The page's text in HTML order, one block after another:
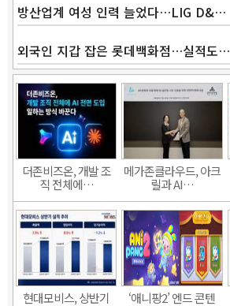
방산업계 여성 인력 늘었다…LIG D&…
외국인 지갑 잡은 롯데백화점…실적도…
더존비즈온, 개발 조
직 전체에…
메가존클라우드, 아크
릴과 AI…
현대모비스, 상반기
‘애니팡2’ 엔드 콘텐